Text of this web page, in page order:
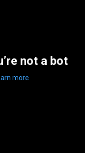
not a bot
more